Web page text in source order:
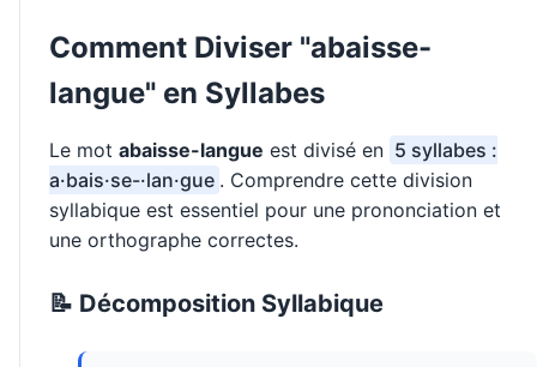
Comment Diviser "abaisse-
langue" en Syllabes
Le mot abaisse-langue est divisé en 5 syllabes :
a·bais·se-·lan·gue . Comprendre cette division
syllabique est essentiel pour une prononciation et
une orthographe correctes.
📝 Décomposition Syllabique